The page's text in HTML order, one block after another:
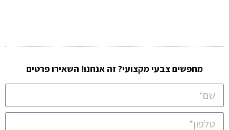
מחפשים צבעי מקצועי? זה אנחנו! השאירו פרטים